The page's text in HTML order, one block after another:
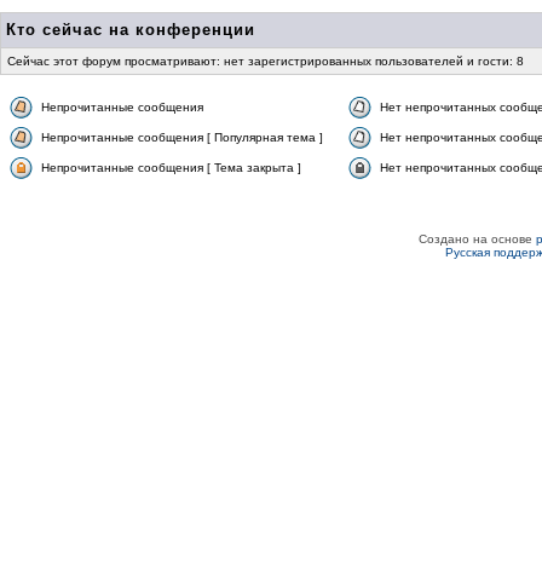
Кто сейчас на конференции
Сейчас этот форум просматривают: нет зарегистрированных пользователей и гости: 8
Непрочитанные сообщения Нет непрочитанных
Непрочитанные сообщения [ Популярная тема ] Нет непрочитанных
Непрочитанные сообщения [ Тема закрыта ] Нет непрочитанных
Создано на основе
Русская